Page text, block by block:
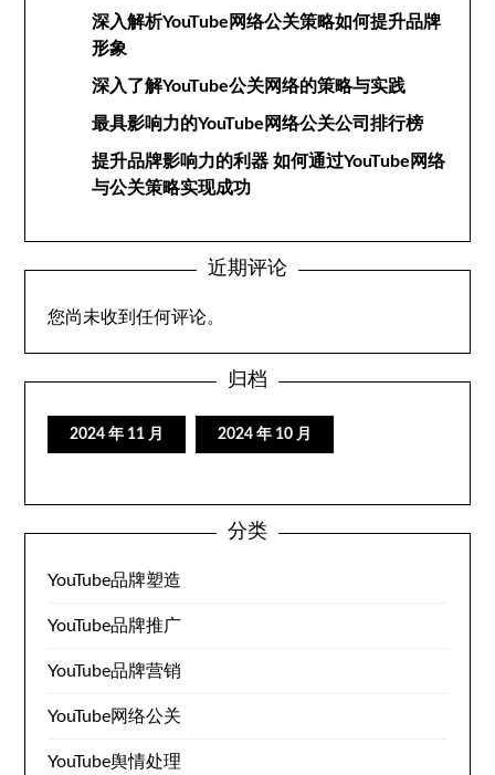
深入解析YouTube网络公关策略如何提升品牌
形象
深入了解YouTube公关网络的策略与实践
最具影响力的YouTube网络公关公司排行榜
提升品牌影响力的利器 如何通过YouTube网络
与公关策略实现成功
近期评论
您尚未收到任何评论。
归档
2024 年 11 月 2024 年 10 月
分类
YouTube品牌塑造
YouTube品牌推广
YouTube品牌营销
YouTube网络公关
YouTube舆情处理